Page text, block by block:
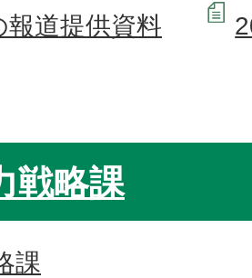
報道提供資料
戦略課
課